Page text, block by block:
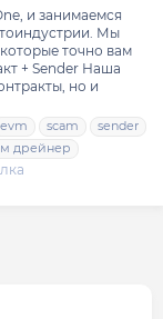
и занимаемся
Мы
точно вам
+ Sender Наша
но и
evm scam
sender
дрейнер